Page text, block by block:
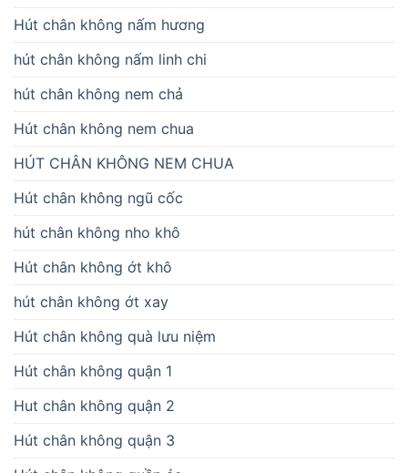
Hút chân không nấm hương
hút chân không nấm linh chi
hút chân không nem chả
Hút chân không nem chua
HÚT CHÂN KHÔNG NEM CHUA
Hút chân không ngũ cốc
hút chân không nho khô
Hút chân không ớt khô
hút chân không ớt xay
Hút chân không quà lưu niệm
Hút chân không quận 1
Hut chân không quận 2
Hút chân không quận 3